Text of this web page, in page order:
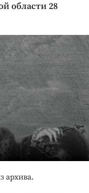
области 28
архива.